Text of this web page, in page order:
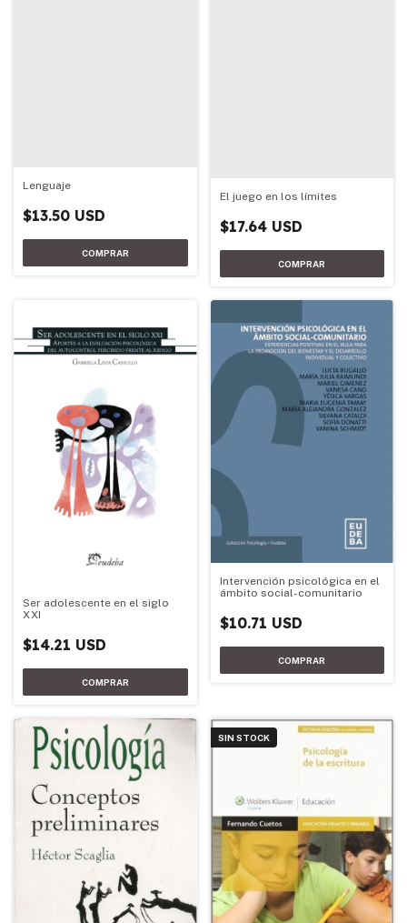
Lenguaje
$13.50 USD
El juego en los límites
$17.64 USD
Ser adolescente en el siglo
XXI
$14.21 USD
Intervención psicológica en el
ámbito social-comunitario
$10.71 USD
SIN STOCK